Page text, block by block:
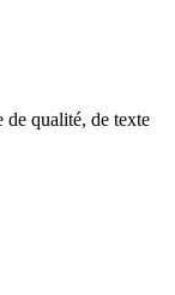
de qualité, de texte